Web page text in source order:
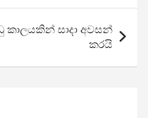
කාලයකින් සාදා අවසන්
කරයි